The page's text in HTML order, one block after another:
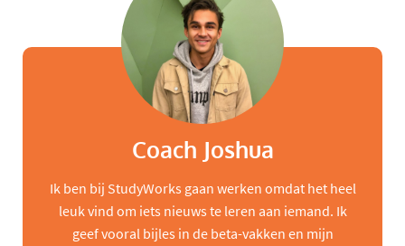
Coach Joshua
Ik ben bij StudyWorks gaan werken omdat het heel
leuk vind om iets nieuws te leren aan iemand. Ik
geef vooral bijles in de beta-vakken en mijn